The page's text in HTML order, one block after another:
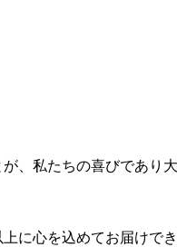
、私たちの喜びであり大
に心を込めてお届けでき